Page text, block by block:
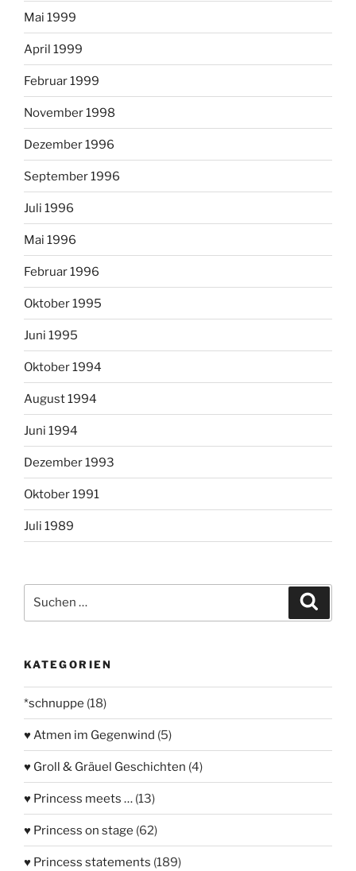
Mai 1999
April 1999
Februar 1999
November 1998
Dezember 1996
September 1996
Juli 1996
Mai 1996
Februar 1996
Oktober 1995
Juni 1995
Oktober 1994
August 1994
Juni 1994
Dezember 1993
Oktober 1991
Juli 1989
nach:
KATEGORIEN
*schnuppe (18)
♥ Atmen im Gegenwind (5)
♥ Groll & Gräuel Geschichten (4)
♥ Princess meets … (13)
♥ Princess on stage (62)
♥ Princess statements (189)